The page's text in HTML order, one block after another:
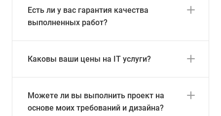
Есть ли у вас гарантия качества
выполненных работ?
Каковы ваши цены на IT услуги?
Можете ли вы выполнить проект на
основе моих требований и дизайна?